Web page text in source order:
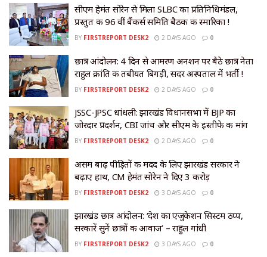
सीएम हेमंत सोरेन से मिला SLBC का प्रतिनिधिमंडल,
प्रस्तुत की 96 वीं बैंकर्स समिति बैठक की स्मारिका !
BY FIRSTREPORT DESK2 2 DAYS AGO 0
छात्र आंदोलन: 4 दिन से आमरण अनशन पर बैठे छात्र नेता
राहुल क्रांति की तबीयत बिगड़ी, सदर अस्पताल में भर्ती !
BY FIRSTREPORT DESK2 2 DAYS AGO 0
JSSC-JPSC धांधली: झारखंड विधानसभा में BJP का
जोरदार प्रदर्शन, CBI जांच और सीएम के इस्तीफे की मांग
BY FIRSTREPORT DESK2 2 DAYS AGO 0
असम बाढ़ पीड़ितों की मदद के लिए झारखंड सरकार ने
बढ़ाए हाथ, CM हेमंत सोरेन ने दिए ₹3 करोड़
BY FIRSTREPORT DESK2 3 DAYS AGO 0
झारखंड छात्र आंदोलन: ‘देश का एजुकेशन सिस्टम ठप्प,
सरकारें सुनें छात्रों की आवाज’ – राहुल गांधी
BY FIRSTREPORT DESK2 3 DAYS AGO 0